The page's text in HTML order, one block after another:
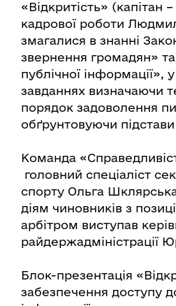
«Відкритість» (капітан
кадрової роботи
змагалися в знанні
звернення громадян»
публічної інформації»,
завданнях визначаючи
порядок задоволення
обґрунтовуючи
Команда
головний спеціаліст
спорту Ольга
діям чиновників з
арбітром виступав
райдержадміністрації
Блок-презентація
забезпечення доступу